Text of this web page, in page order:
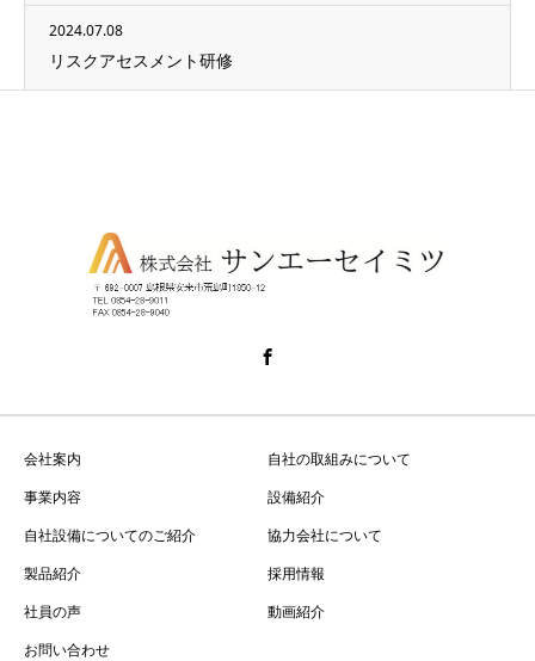
2024.07.08
リスクアセスメント研修
会社案内
自社の取組みについて
事業内容
設備紹介
自社設備についてのご紹介
協力会社について
製品紹介
採用情報
社員の声
動画紹介
お問い合わせ